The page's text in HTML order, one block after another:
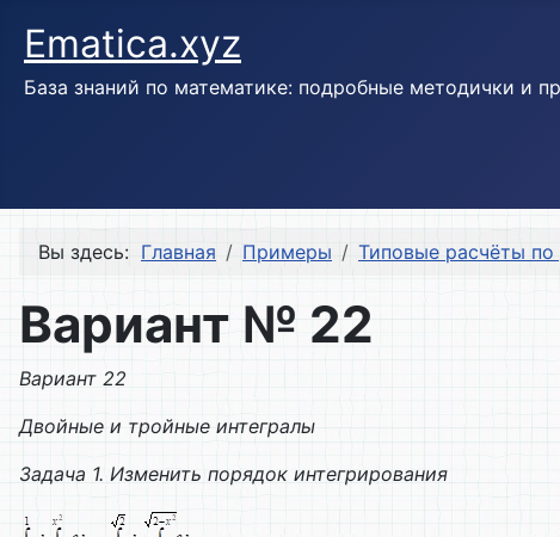
Ematica.xyz
База знаний по математике: подробные методички и
Вы здесь: Главная Примеры Типовые расчёты
Вариант № 22
Вариант 22
Двойные и тройные интегралы
Задача 1. Изменить порядок интегрирования